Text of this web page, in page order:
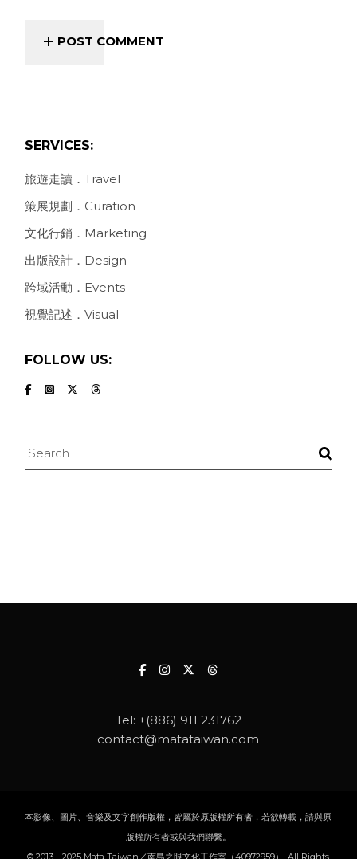
POST COMMENT
SERVICES:
旅遊走讀．Travel
策展規劃．Curation
文化行銷．Marketing
出版設計．Design
跨域活動．Events
視覺記述．Visual
FOLLOW US:
Search
Tel: +(886) 911 231762
contact@matataiwan.com
本影像、圖片、音樂及文字創作版權，皆屬於原版權所有者，若欲轉載，請與原
版權所有者或與我們聯繫。
© 2013—2025 Mata Taiwan／南島之眼文化工作室（40972959）, All Rights